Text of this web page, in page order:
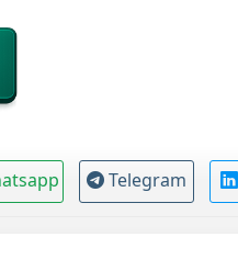
Telegram